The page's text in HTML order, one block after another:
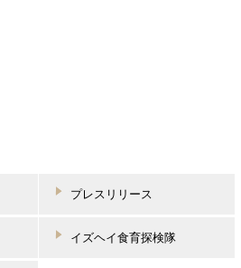
プレスリリース
イズヘイ食育探検隊